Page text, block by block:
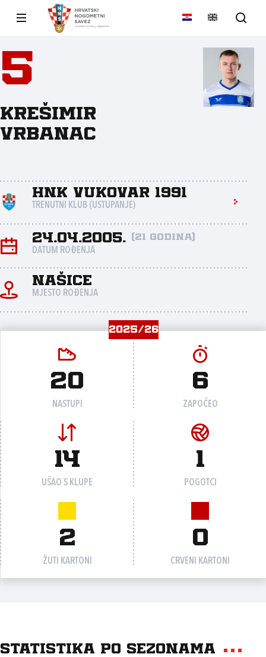
5
Krešimir
Vrbanac
HNK Vukovar 1991
TRENUTNI KLUB (USTUPANJE)
24.04.2005. (21 godina)
DATUM ROĐENJA
Našice
MJESTO ROĐENJA
2025/26
20
NASTUPI
6
ZAPOČEO
14
UŠAO S KLUPE
1
POGOTCI
2
ŽUTI KARTONI
0
CRVENI KARTONI
Statistika po sezonama